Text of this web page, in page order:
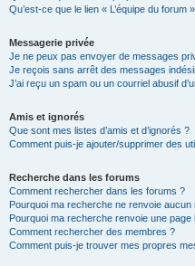
Qu’est-ce que le lien « L’équipe du forum
Messagerie privée
Je ne peux pas envoyer de messages
Je reçois sans arrêt des messages
J’ai reçu un spam ou un courriel abusif
Amis et ignorés
Que sont mes listes d’amis et d’ignorés ?
Comment puis-je ajouter/supprimer des
Recherche dans les forums
Comment rechercher dans les forums ?
Pourquoi ma recherche ne renvoie aucun
Pourquoi ma recherche renvoie une page
Comment rechercher des membres ?
Comment puis-je trouver mes propres